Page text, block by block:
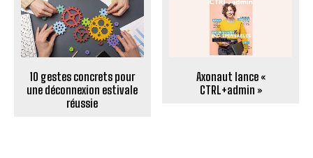
10 gestes concrets pour
une déconnexion estivale
réussie
Axonaut lance «
CTRL+admin »